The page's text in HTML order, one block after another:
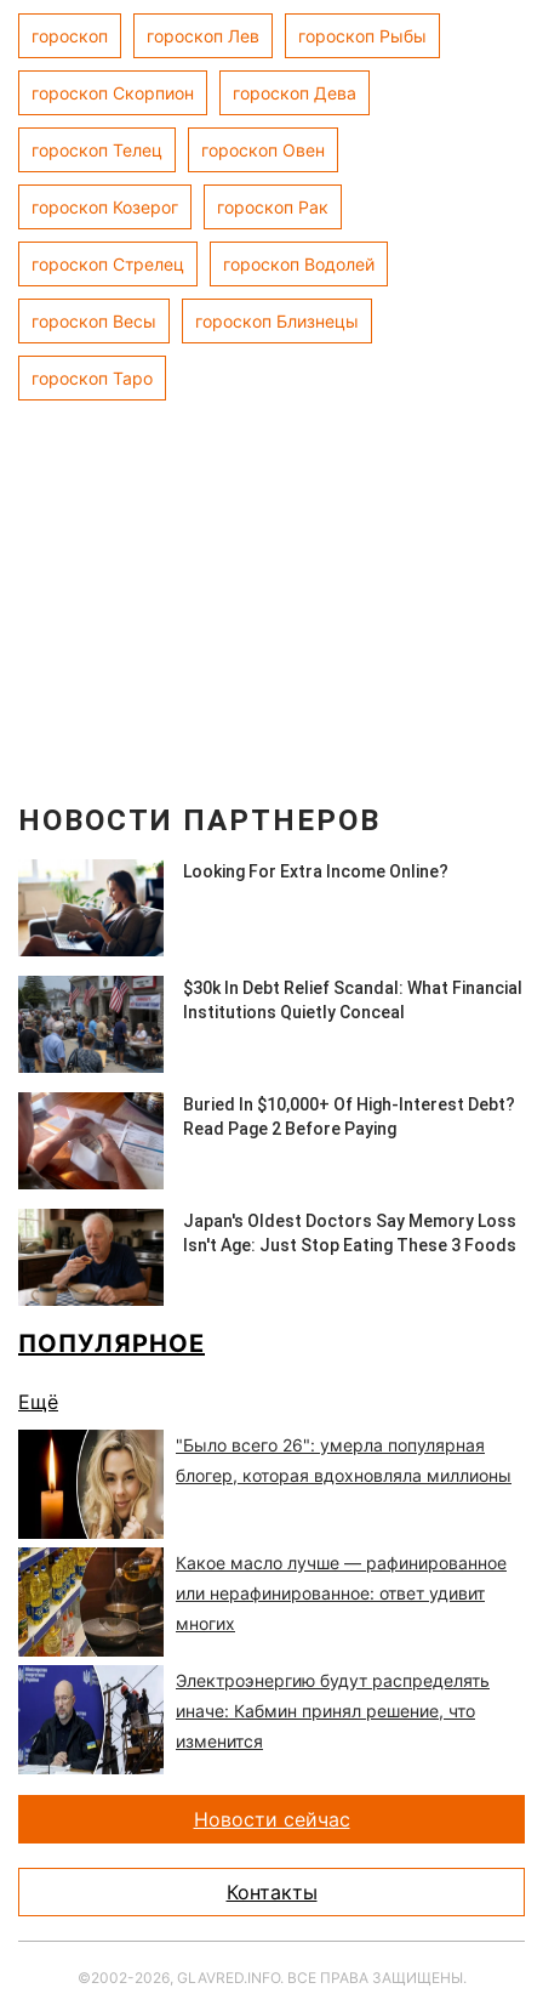
гороскоп гороскоп Лев гороскоп Рыбы
гороскоп Скорпион гороскоп Дева
гороскоп Телец гороскоп Овен
гороскоп Козерог гороскоп Рак
гороскоп Стрелец гороскоп Водолей
гороскоп Весы гороскоп Близнецы
гороскоп Таро
ПОПУЛЯРНОЕ
Ещё
"Было всего 26": умерла популярная
блогер, которая вдохновляла миллионы
Какое масло лучше — рафинированное
или нерафинированное: ответ удивит
многих
Электроэнергию будут распределять
иначе: Кабмин принял решение, что
изменится
Новости сейчас
Контакты
©2002-2026, GLAVRED.INFO. ВСЕ ПРАВА ЗАЩИЩЕНЫ.